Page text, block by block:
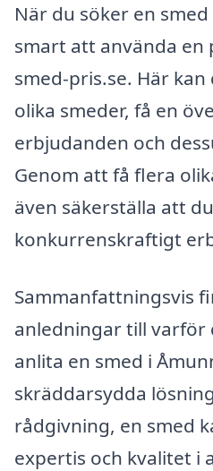
När du söker en
smart att använda en
smed-pris.se. Här
olika smeder, få en
erbjudanden och
Genom att få flera
även säkerställa att
konkurrenskraftigt
Sammanfattningsvis
anledningar till
anlita en smed i
skräddarsydda
rådgivning, en smed
expertis och kvalitet i